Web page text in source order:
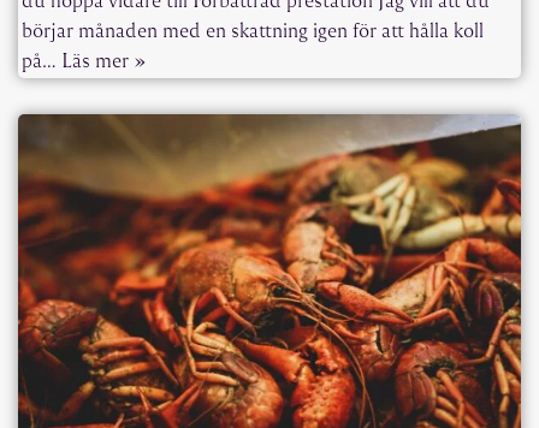
börjar månaden med en skattning igen för att hålla koll
på… Läs mer »